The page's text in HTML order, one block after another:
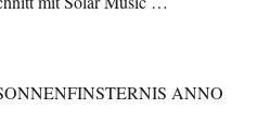
ANNO